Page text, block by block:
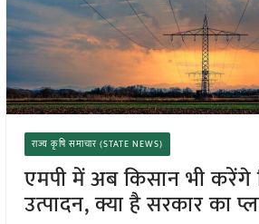
राज्य कृषि समाचार (STATE NEWS)
एमपी में अब किसान भी करेंगे
उत्पादन, क्या है सरकार का